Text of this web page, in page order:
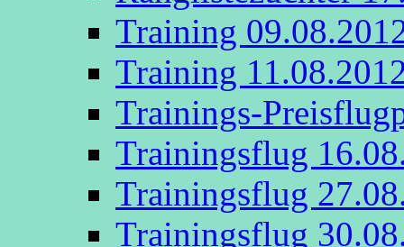
Training
Training
Trainings-
Trainingsflug
Trainingsflug
Trainingsflug